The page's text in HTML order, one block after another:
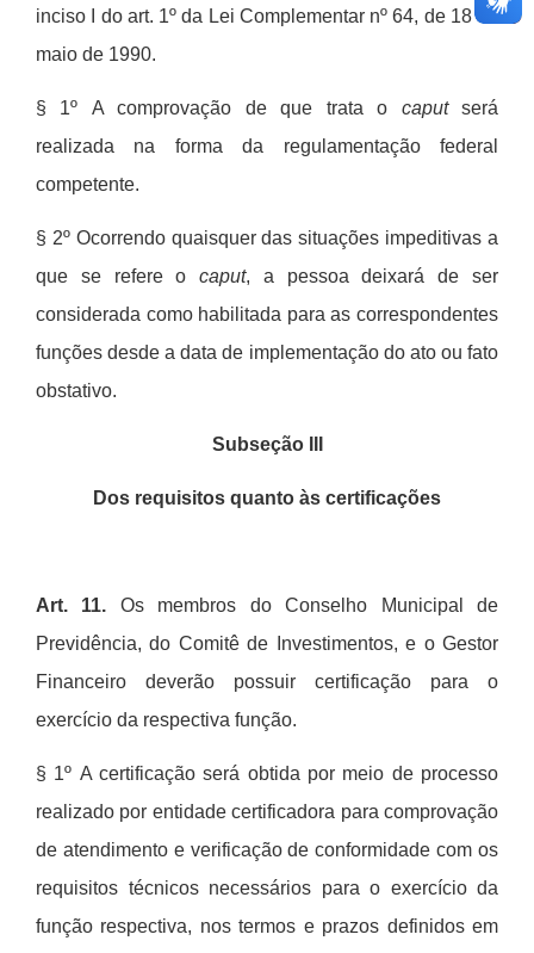
inciso I do art. 1ºda Lei Complementar nº64, de 18 de
maio de 1990.
§ 1º A comprovação de que trata o caputserá
realizada na forma da regulamentação federal
competente.
§ 2º Ocorrendo quaisquer das situações impeditivas a
que se refere ocaput, a pessoa deixaráde ser
considerada como habilitada para as correspondentes
funções desde a data de implementação do ato ou fato
obstativo.
Subseção III
Dos requisitos quanto às certificações
Art. 11. Os membros do Conselho Municipal de
Previdência, do Comitêde Investimentos, e o Gestor
Financeiro deverão possuir certificação para o
exercício da respectiva função.
§ 1º A certificação será obtida por meio de processo
realizado por entidade certificadora para comprovação
de atendimento e verificação de conformidade com os
requisitos técnicos necessários para o exercício da
função respectiva, nos termos e prazos definidos em